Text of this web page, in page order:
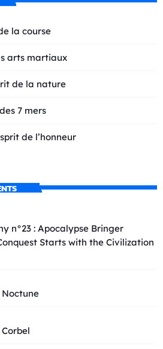
la course
arts martiaux
de la nature
7 mers
de l’honneur
n°23 : Apocalypse Bringer
Starts with the Civilization